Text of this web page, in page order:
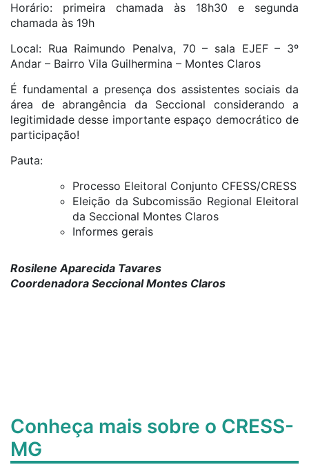
Horário: primeira chamada às 18h30 e segunda
chamada às 19h
Local: Rua Raimundo Penalva, 70 – sala EJEF – 3º
Andar – Bairro Vila Guilhermina – Montes Claros
É fundamental a presença dos assistentes sociais da
área de abrangência da Seccional considerando a
legitimidade desse importante espaço democrático de
participação!
Pauta:
Processo Eleitoral Conjunto CFESS/CRESS
Eleição da Subcomissão Regional Eleitoral
da Seccional Montes Claros
Informes gerais
Rosilene Aparecida Tavares
Coordenadora Seccional Montes Claros
Conheça mais sobre o CRESS-
MG